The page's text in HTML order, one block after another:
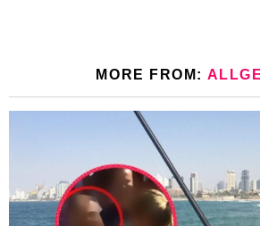
MORE FROM: